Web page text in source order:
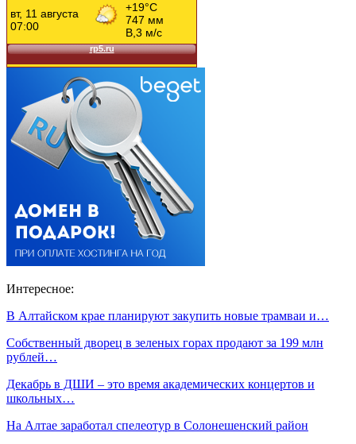
Интересное:
В Алтайском крае планируют закупить новые трамваи и…
Собственный дворец в зеленых горах продают за 199 млн
рублей…
Декабрь в ДШИ – это время академических концертов и
школьных…
На Алтае заработал спелеотур в Солонешенский район